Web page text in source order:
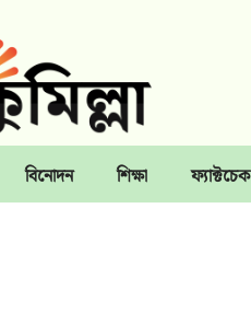
বিনোদন শিক্ষা ফ্যাক্টচেক